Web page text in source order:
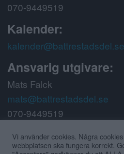
070-9449519
Kalender:
kalender@battrestadsdel.se
Ansvarig utgivare:
Mats Falck
mats@battrestadsdel.se
070-9449519
Följ oss på:
Vi använder cookies. Några
webbplatsen ska fungera korrekt.